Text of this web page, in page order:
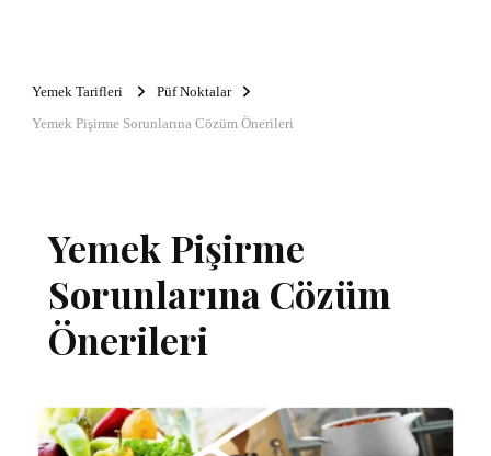
Yemek Tarifleri
Püf Noktalar
Yemek Pişirme Sorunlarına Cözüm Önerileri
Yemek Pişirme
Sorunlarına Cözüm
Önerileri